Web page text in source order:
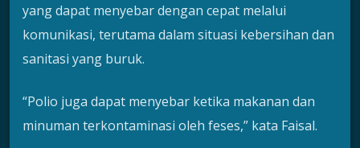
yang dapat menyebar dengan cepat melalui
komunikasi, terutama dalam situasi kebersihan dan
sanitasi yang buruk.
“Polio juga dapat menyebar ketika makanan dan
minuman terkontaminasi oleh feses,” kata Faisal.